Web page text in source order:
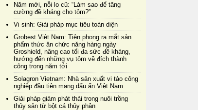
Năm mới, nỗi lo cũ: “Làm sao để tăng
cường đề kháng cho tôm?”
Vi sinh: Giải pháp mục tiêu toàn diện
Grobest Việt Nam: Tiên phong ra mắt sản
phẩm thức ăn chức năng hàng ngày
Groshield, nâng cao tối đa sức đề kháng,
hướng đến những vụ tôm về đích thành
công trong năm tới
Solagron Vietnam: Nhà sản xuất vi tảo công
nghiệp đầu tiên mang dấu ấn Việt Nam
Giải pháp giảm phát thải trong nuôi trồng
thủy sản từ bột cá thủy phân